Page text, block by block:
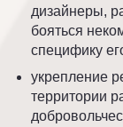
дизайнеры,
бояться
специфику
укрепление
территории